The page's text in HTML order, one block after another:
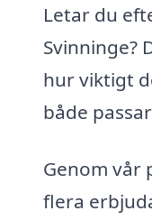
Letar du
Svinninge?
hur viktigt
både
Genom vår
flera